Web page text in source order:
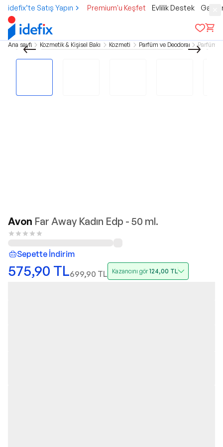
idefix’te Satış Yapın Premium'u Keşfet Evlilik Destek
Ana sayfa Kozmetik & Kişisel Bakım Kozmetik Parfüm ve Deodorant Parfüm
Avon Far Away Kadın Edp - 50 ml.
Sepette İndirim
575,90 TL699,90 TL Kazancını gör124,00 TL